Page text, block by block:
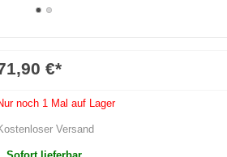
€*
noch 1 Mal auf Lager
Versand
Sofort lieferbar